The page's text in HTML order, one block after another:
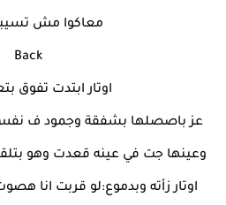
معاكوا مش
Back
اوتار ابتدت تفوق
عز باصصلها بشفقة وجمود ف
وعينها جت في عينه قعدت وهو
اوتار زأته وبدموع:لو قربت انا